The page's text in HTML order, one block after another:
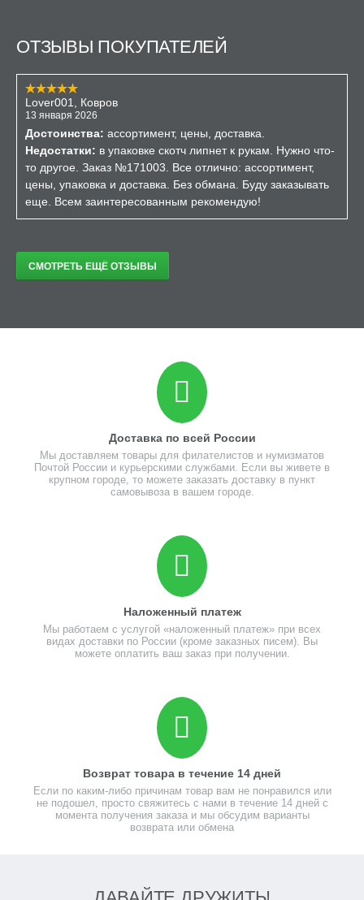
ОТЗЫВЫ ПОКУПАТЕЛЕЙ
Lover001, Ковров
13 января 2026
Достоинства: ассортимент, цены, доставка.
Недостатки: в упаковке скотч липнет к рукам. Нужно что-
то другое. Заказ №171003. Все отлично: ассортимент,
цены, упаковка и доставка. Без обмана. Буду заказывать
еще. Всем заинтересованным рекомендую!
СМОТРЕТЬ ЕЩЁ ОТЗЫВЫ
Доставка по всей России
Мы доставляем товары для филателистов и нумизматов
Почтой России и курьерскими службами. Если вы живете в
крупном городе, то можете заказать доставку в пункт
самовывоза в вашем городе.
Наложенный платеж
Мы работаем с услугой «наложенный платеж» при всех
видах доставки по России (кроме заказных писем). Вы
можете оплатить ваш заказ при получении.
Возврат товара в течение 14 дней
Если по каким-либо причинам товар вам не понравился или
не подошел, просто свяжитесь с нами в течение 14 дней с
момента получения заказа и мы обсудим варианты
возврата или обмена